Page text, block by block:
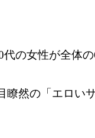
の女性が全体
瞭然の「エロい